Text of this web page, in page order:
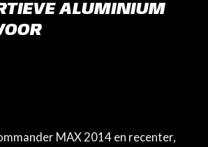
ALUMINIUM
MAX 2014 en recenter,